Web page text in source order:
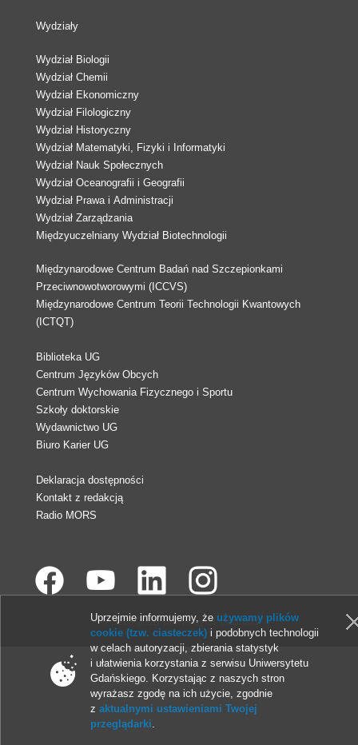
Wydziały
Wydział Biologii
Wydział Chemii
Wydział Ekonomiczny
Wydział Filologiczny
Wydział Historyczny
Wydział Matematyki, Fizyki i Informatyki
Wydział Nauk Społecznych
Wydział Oceanografii i Geografii
Wydział Prawa i Administracji
Wydział Zarządzania
Międzyuczelniany Wydział Biotechnologii
Międzynarodowe Centrum Badań nad Szczepionkami
Przeciwnowotworowymi (ICCVS)
Międzynarodowe Centrum Teorii Technologii Kwantowych
(ICTQT)
Biblioteka UG
Centrum Języków Obcych
Centrum Wychowania Fizycznego i Sportu
Szkoły doktorskie
Wydawnictwo UG
Biuro Karier UG
Deklaracja dostępności
Kontakt z redakcją
Radio MORS
© 2013-2026 Uniwersytet Gdański
Uprzejmie informujemy, że używamy plików
cookie (tzw. ciasteczek) i podobnych technologii
w celach autoryzacji, zbierania statystyk
i ułatwienia korzystania z serwisu Uniwersytetu
Gdańskiego. Korzystając z naszych stron
wyrażasz zgodę na ich użycie, zgodnie
zaktualnymi ustawieniami Twojej
przeglądarki.